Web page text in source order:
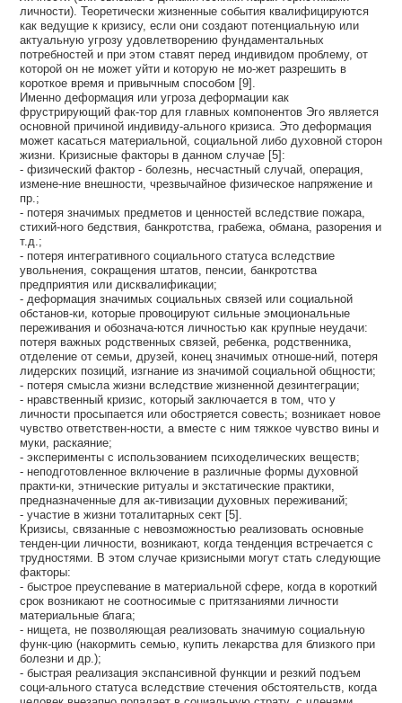
личности). Теоретически жизненные события квалифицируются
как ведущие к кризису, если они создают потенциальную или
актуальную угрозу удовлетворению фундаментальных
потребностей и при этом ставят перед индивидом проблему, от
которой он не может уйти и которую не мо-жет разрешить в
короткое время и привычным способом [9].
Именно деформация или угроза деформации как
фрустрирующий фак-тор для главных компонентов Эго является
основной причиной индивиду-ального кризиса. Это деформация
может касаться материальной, социальной либо духовной сторон
жизни. Кризисные факторы в данном случае [5]:
- физический фактор - болезнь, несчастный случай, операция,
измене-ние внешности, чрезвычайное физическое напряжение и
пр.;
- потеря значимых предметов и ценностей вследствие пожара,
стихий-ного бедствия, банкротства, грабежа, обмана, разорения и
т.д.;
- потеря интегративного социального статуса вследствие
увольнения, сокращения штатов, пенсии, банкротства
предприятия или дисквалификации;
- деформация значимых социальных связей или социальной
обстанов-ки, которые провоцируют сильные эмоциональные
переживания и обознача-ются личностью как крупные неудачи:
потеря важных родственных связей, ребенка, родственника,
отделение от семьи, друзей, конец значимых отноше-ний, потеря
лидерских позиций, изгнание из значимой социальной общности;
- потеря смысла жизни вследствие жизненной дезинтеграции;
- нравственный кризис, который заключается в том, что у
личности просыпается или обостряется совесть; возникает новое
чувство ответствен-ности, а вместе с ним тяжкое чувство вины и
муки, раскаяние;
- эксперименты с использованием психоделических веществ;
- неподготовленное включение в различные формы духовной
практи-ки, этнические ритуалы и экстатические практики,
предназначенные для ак-тивизации духовных переживаний;
- участие в жизни тоталитарных сект [5].
Кризисы, связанные с невозможностью реализовать основные
тенден-ции личности, возникают, когда тенденция встречается с
трудностями. В этом случае кризисными могут стать следующие
факторы:
- быстрое преуспевание в материальной сфере, когда в короткий
срок возникают не соотносимые с притязаниями личности
материальные блага;
- нищета, не позволяющая реализовать значимую социальную
функ-цию (накормить семью, купить лекарства для близкого при
болезни и др.);
- быстрая реализация экспансивной функции и резкий подъем
соци-ального статуса вследствие стечения обстоятельств, когда